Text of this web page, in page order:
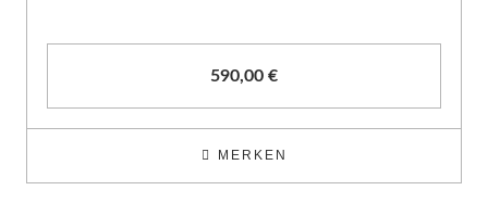
590,00 €
MERKEN